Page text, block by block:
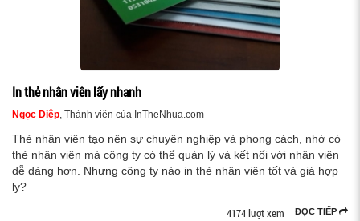
In thẻ nhân viên lấy nhanh
Ngọc Diệp, Thành viên của InTheNhua.com
Thẻ nhân viên tạo nên sự chuyên nghiệp và phong cách, nhờ có
thẻ nhân viên mà công ty có thể quản lý và kết nối với nhân viên
dễ dàng hơn. Nhưng công ty nào in thẻ nhân viên tốt và giá hợp
ly?
ĐỌC TIẾP
4174 lượt xem